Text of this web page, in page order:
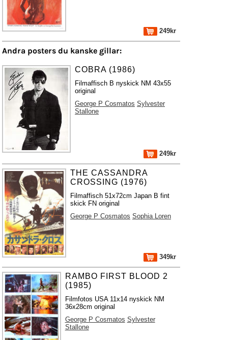
249kr
Andra posters du kanske gillar:
COBRA (1986)
Filmaffisch B nyskick NM 43x55
original
George P Cosmatos Sylvester
Stallone
249kr
THE CASSANDRA
CROSSING (1976)
Filmaffisch 51x72cm Japan B fint
skick FN original
George P Cosmatos Sophia Loren
349kr
RAMBO FIRST BLOOD 2
(1985)
Filmfotos USA 11x14 nyskick NM
36x28cm original
George P Cosmatos Sylvester
Stallone